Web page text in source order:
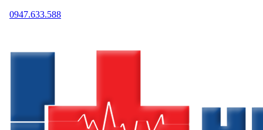
0947.633.588